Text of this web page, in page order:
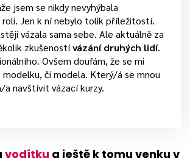
jsem se nikdy nevyhýbala
roli. Jen k ní nebylo tolik příležitostí.
vázala sama sebe. Ale aktuálně za
zkušenostívázání druhých lidí.
Ovšem doufám, že se mi
či modela. Který/á se mnou
navštívit vázací kurzy.
vodítku a ještě k tomu venku v